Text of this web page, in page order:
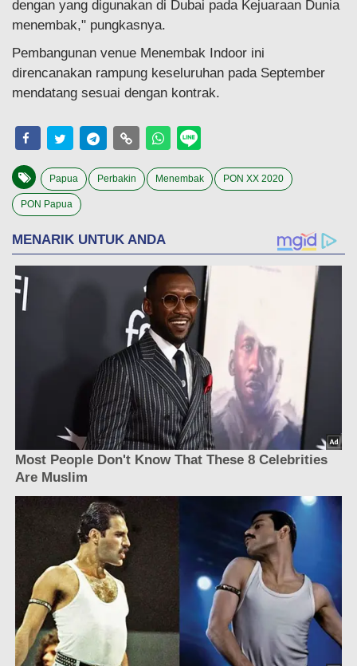
dengan yang digunakan di Dubai pada Kejuaraan Dunia
menembak," pungkasnya.
Pembangunan venue Menembak Indoor ini
direncanakan rampung keseluruhan pada September
mendatang sesuai dengan kontrak.
Papua Perbakin Menembak PON XX 2020
PON Papua